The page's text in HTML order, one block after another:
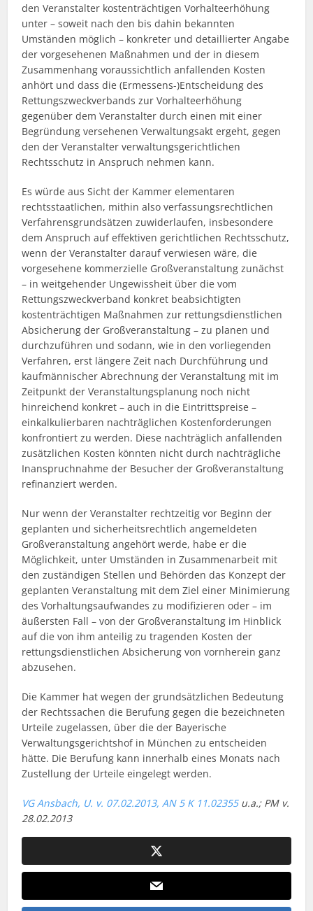
den Veranstalter kostenträchtigen Vorhalteerhöhung
unter – soweit nach den bis dahin bekannten
Umständen möglich – konkreter und detaillierter Angabe
der vorgesehenen Maßnahmen und der in diesem
Zusammenhang voraussichtlich anfallenden Kosten
anhört und dass die (Ermessens-)Entscheidung des
Rettungszweckverbands zur Vorhalteerhöhung
gegenüber dem Veranstalter durch einen mit einer
Begründung versehenen Verwaltungsakt ergeht, gegen
den der Veranstalter verwaltungsgerichtlichen
Rechtsschutz in Anspruch nehmen kann.
Es würde aus Sicht der Kammer elementaren
rechtsstaatlichen, mithin also verfassungsrechtlichen
Verfahrensgrundsätzen zuwiderlaufen, insbesondere
dem Anspruch auf effektiven gerichtlichen Rechtsschutz,
wenn der Veranstalter darauf verwiesen wäre, die
vorgesehene kommerzielle Großveranstaltung zunächst
– in weitgehender Ungewissheit über die vom
Rettungszweckverband konkret beabsichtigten
kostenträchtigen Maßnahmen zur rettungsdienstlichen
Absicherung der Großveranstaltung – zu planen und
durchzuführen und sodann, wie in den vorliegenden
Verfahren, erst längere Zeit nach Durchführung und
kaufmännischer Abrechnung der Veranstaltung mit im
Zeitpunkt der Veranstaltungsplanung noch nicht
hinreichend konkret – auch in die Eintrittspreise –
einkalkulierbaren nachträglichen Kostenforderungen
konfrontiert zu werden. Diese nachträglich anfallenden
zusätzlichen Kosten könnten nicht durch nachträgliche
Inanspruchnahme der Besucher der Großveranstaltung
refinanziert werden.
Nur wenn der Veranstalter rechtzeitig vor Beginn der
geplanten und sicherheitsrechtlich angemeldeten
Großveranstaltung angehört werde, habe er die
Möglichkeit, unter Umständen in Zusammenarbeit mit
den zuständigen Stellen und Behörden das Konzept der
geplanten Veranstaltung mit dem Ziel einer Minimierung
des Vorhaltungsaufwandes zu modifizieren oder – im
äußersten Fall – von der Großveranstaltung im Hinblick
auf die von ihm anteilig zu tragenden Kosten der
rettungsdienstlichen Absicherung von vornherein ganz
abzusehen.
Die Kammer hat wegen der grundsätzlichen Bedeutung
der Rechtssachen die Berufung gegen die bezeichneten
Urteile zugelassen, über die der Bayerische
Verwaltungsgerichtshof in München zu entscheiden
hätte. Die Berufung kann innerhalb eines Monats nach
Zustellung der Urteile eingelegt werden.
VG Ansbach, U. v. 07.02.2013,AN 5 K 11.02355u.a.; PM v.
28.02.2013